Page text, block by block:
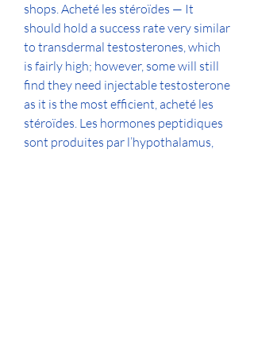
shops. Acheté les stéroïdes — It
should hold a success rate very similar
to transdermal testosterones, which
is fairly high; however, some will still
find they need injectable testosterone
as it is the most efficient, acheté les
stéroïdes. Les hormones peptidiques
sont produites par l’hypothalamus,